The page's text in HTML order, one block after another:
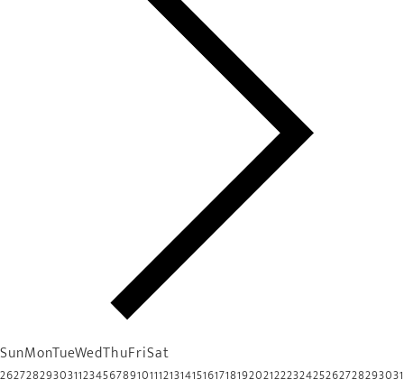
SunMonTueWedThuFriSat
26272829303112345678910111213141516171819202122232425262728293031